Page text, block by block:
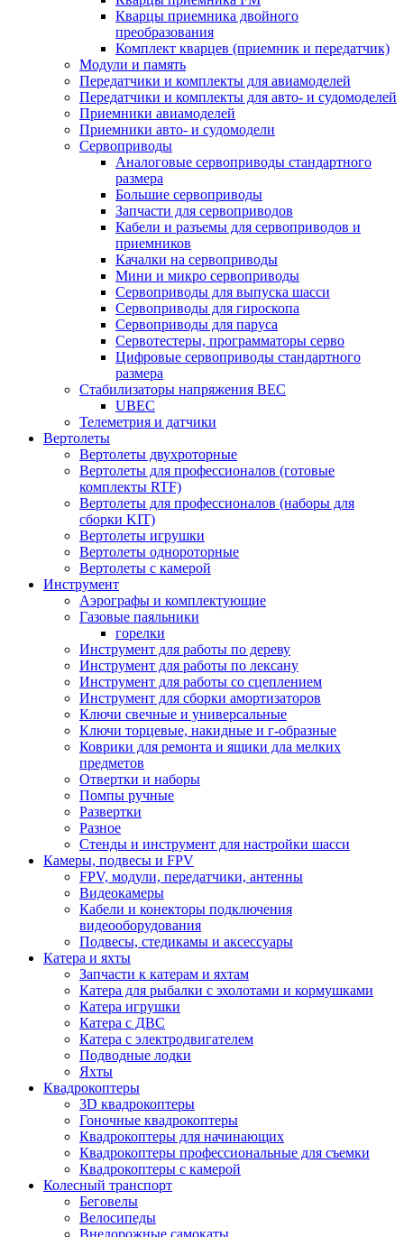
Кварцы приемника двойного
преобразования
Комплект кварцев (приемник и передатчик)
Модули и память
Передатчики и комплекты для авиамоделей
Передатчики и комплекты для авто- и судомоделей
Приемники авиамоделей
Приемники авто- и судомодели
Сервоприводы
Аналоговые сервоприводы стандартного
размера
Большие сервоприводы
Запчасти для сервоприводов
Кабели и разъемы для сервоприводов и
приемников
Качалки на сервоприводы
Мини и микро сервоприводы
Сервоприводы для выпуска шасси
Сервоприводы для гироскопа
Сервоприводы для паруса
Сервотестеры, программаторы серво
Цифровые сервоприводы стандартного
размера
Стабилизаторы напряжения BEC
UBEC
Телеметрия и датчики
Вертолеты
Вертолеты двухроторные
Вертолеты для профессионалов (готовые
комплекты RTF)
Вертолеты для профессионалов (наборы для
сборки KIT)
Вертолеты игрушки
Вертолеты однороторные
Вертолеты с камерой
Инструмент
Аэрографы и комплектующие
Газовые паяльники
горелки
Инструмент для работы по дереву
Инструмент для работы по лексану
Инструмент для работы со сцеплением
Инструмент для сборки амортизаторов
Ключи свечные и универсальные
Ключи торцевые, накидные и г-образные
Коврики для ремонта и ящики дла мелких
предметов
Отвертки и наборы
Помпы ручные
Развертки
Разное
Стенды и инструмент для настройки шасси
Камеры, подвесы и FPV
FPV, модули, передатчики, антенны
Видеокамеры
Кабели и конекторы подключения
видеооборудования
Подвесы, стедикамы и аксессуары
Катера и яхты
Запчасти к катерам и яхтам
Катера для рыбалки с эхолотами и кормушками
Катера игрушки
Катера с ДВС
Катера с электродвигателем
Подводные лодки
Яхты
Квадрокоптеры
3D квадрокоптеры
Гоночные квадрокоптеры
Квадрокоптеры для начинающих
Квадрокоптеры профессиональные для съемки
Квадрокоптеры с камерой
Колесный транспорт
Беговелы
Велосипеды
Внедорожные самокаты